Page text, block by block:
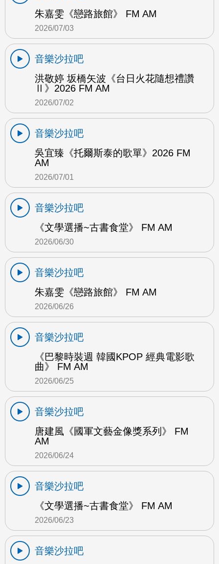
朱嘉雯《戀路旅館》 FM AM
2026/07/03
音樂沙拉吧
洪敬婷 坂橋矢波《台日火花隨想禮讚
Ⅱ》2026 FM AM
2026/07/02
音樂沙拉吧
吳宜臻《托爾斯泰的歌單》2026 FM
AM
2026/07/01
音樂沙拉吧
《文學選播~古書食堂》 FM AM
2026/06/30
音樂沙拉吧
朱嘉雯《戀路旅館》 FM AM
2026/06/26
音樂沙拉吧
《巴黎時裝週 韓國KPOP 經典電影歌
曲》 FM AM
2026/06/25
音樂沙拉吧
唐建風《國軍文藝金像獎系列》 FM
AM
2026/06/24
音樂沙拉吧
《文學選播~古書食堂》 FM AM
2026/06/23
音樂沙拉吧